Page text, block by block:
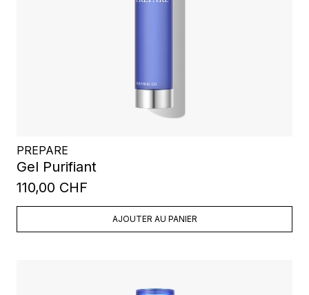
PREPARE
Gel Purifiant
110,00 CHF
AJOUTER AU PANIER